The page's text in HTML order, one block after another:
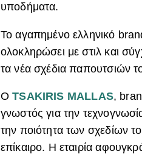
υποδήματα.
Το αγαπημένο ελληνικό
ολoκληρώσει με στιλ και
τα νέα σχέδια παπουτσιών
Ο TSAKIRIS MALLAS,
γνωστός για την
την ποιότητα των σχεδίων
επίκαιρο. H εταιρία